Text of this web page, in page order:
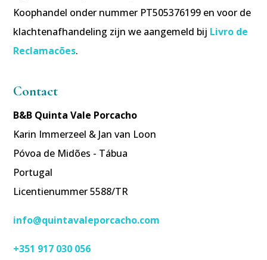
Koophandel onder nummer PT505376199 en voor de
klachtenafhandeling zijn we aangemeld bij Livro de
Reclamacões.
Contact
B&B Quinta Vale Porcacho
Karin Immerzeel & Jan van Loon
Póvoa de Midões - Tábua
Portugal
Licentienummer 5588/TR
info@quintavaleporcacho.com
+351 917 030 056